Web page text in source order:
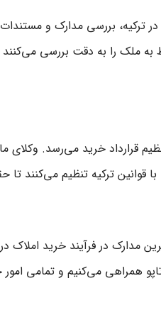
ترکیه، بررسی مدارک و
به ملک را به دقت بررسی
قرارداد خرید می‌رسد. وکلای
قوانین ترکیه تنظیم می‌کنند
مدارک در فرآیند خرید املاک
همراهی می‌کنیم و تمامی امور